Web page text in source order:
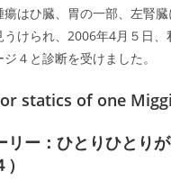
はひ臓、胃の一部、左腎
うけられ、2006年4月５日、
４と診断を受けました。
リー：ひとりひとり